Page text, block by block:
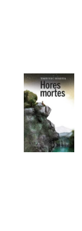
AFEGEIX
A LA
CISTELLA
/
DETALLS